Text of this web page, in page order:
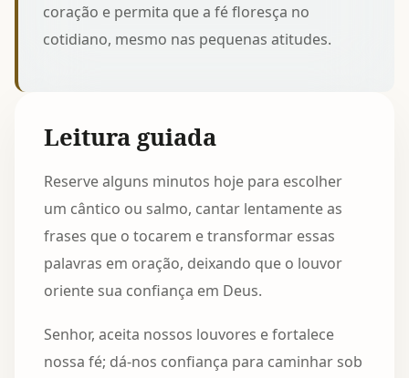
coração e permita que a fé floresça no
cotidiano, mesmo nas pequenas atitudes.
Leitura guiada
Reserve alguns minutos hoje para escolher
um cântico ou salmo, cantar lentamente as
frases que o tocarem e transformar essas
palavras em oração, deixando que o louvor
oriente sua confiança em Deus.
Senhor, aceita nossos louvores e fortalece
nossa fé; dá-nos confiança para caminhar sob